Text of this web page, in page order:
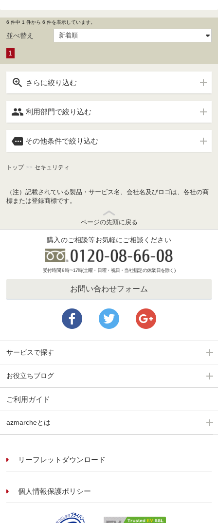
6 件中 1 件から 6 件を表示しています。
並べ替え
1
 さらに絞り込む
 利用部門で絞り込む
 その他条件で絞り込む
トップ >> セキュリティ
（注）記載されている製品・サービス名、会社名及びロゴは、各社の商
標または登録商標です。
ページの先頭に戻る
購入のご相談等お気軽にご相談ください
受付時間 9時 ~17時(土曜・日曜・祝日・当社指定の休業日を除く)
お問い合わせフォーム
サービスで探す
お役立ちブログ
ご利用ガイド
azmarcheとは
リーフレットダウンロード
個人情報保護ポリシー